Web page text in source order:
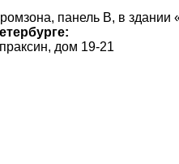
панель В, в
дом 19-21